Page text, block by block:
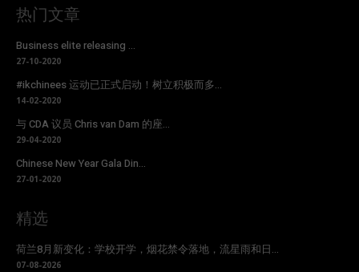
热门文章
Business elite releasing ...
27-10-2020
#ikchinees 运动已正式启动！树立积极而多...
14-02-2020
与 CDA 议员 Chris van Dam 的座...
29-04-2020
Chinese New Year Gala Din...
27-01-2020
精选
荷兰8月新变化：学校开学，烟花禁令落地，流星雨和日...
07-08-2026